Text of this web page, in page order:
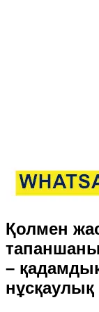
Қолмен
–
нұсқаулық